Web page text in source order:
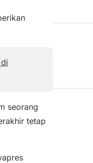
seorang
tetap